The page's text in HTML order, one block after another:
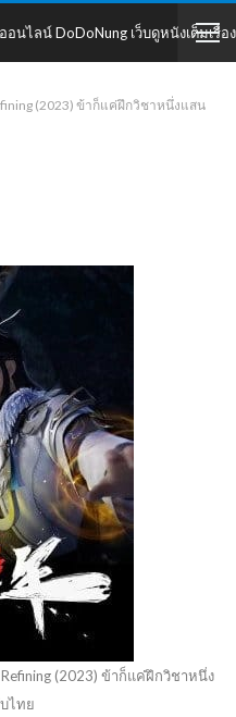
ไลน์ DoDoNung เว็บดูหนังเต็มเรื่อง
(2023) ข้าก็แค่ฝึกวิชาหนึ่งแสน
(2023) ข้าก็แค่ฝึกวิชาหนึ่ง
ไทย